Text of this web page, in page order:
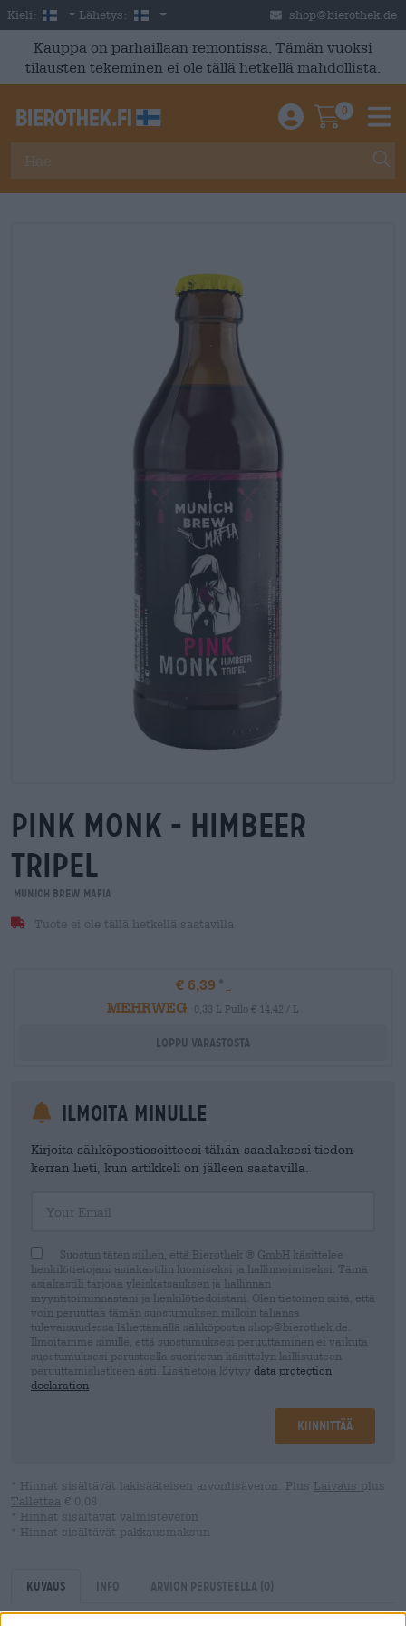
Skip to main content
Kieli: Finnish
Lähetys: Suomi shop@bierothek.de
Kauppa on parhaillaan remontissa. Tämän vuoksi
tilausten tekeminen ei ole tällä hetkellä mahdollista.
Einloggen /
0
pink monk - himbeer
tripel
Munich Brew Mafia
Tuote ei ole tällä hetkellä saatavilla
€ 6,39
MEHRWEG
0,33 L Pullo € 14,42 / L
Loppu varastosta
Ilmoita minulle
Kirjoita sähköpostiosoitteesi tähän saadaksesi tiedon
kerran heti, kun artikkeli on jälleen saatavilla.
Suostun täten siihen, että Bierothek ® GmbH käsittelee
henkilötietojani asiakastilin luomiseksi ja hallinnoimiseksi. Tämä
asiakastili tarjoaa yleiskatsauksen ja hallinnan
myyntitoiminnastani ja henkilötiedoistani. Olen tietoinen siitä, että
voin peruuttaa tämän suostumuksen milloin tahansa
tulevaisuudessa lähettämällä sähköpostia shop@bierothek.de.
Ilmoitamme sinulle, että suostumuksesi peruuttaminen ei vaikuta
suostumuksesi perusteella suoritetun käsittelyn laillisuuteen
peruuttamishetkeen asti. Lisätietoja löytyy data protection
declaration
Kiinnittää
* Hinnat sisältävät lakisääteisen arvonlisäveron. Plus Laivaus plus
Tallettaa € 0,08
* Hinnat sisältävät valmisteveron
* Hinnat sisältävät pakkausmaksun
Kuvaus Info Arvion perusteella (0)